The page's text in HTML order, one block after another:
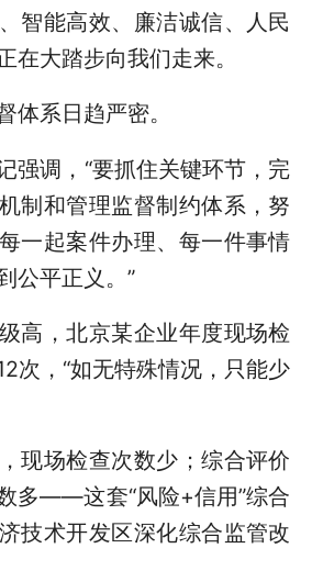
智能高效、廉洁诚信、人民
在大踏步向我们走来。
日趋严密。
调，“要抓住关键环节，完
制和管理监督制约体系，努
一起案件办理、每一件事情
公平正义。”
，北京某企业年度现场检
次，“如无特殊情况，只能少
场检查次数少；综合评价
多——这套“风险+信用”综合
技术开发区深化综合监管改